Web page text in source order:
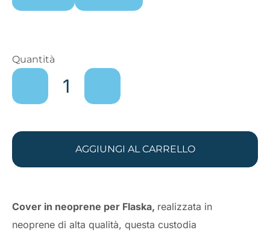
Quantità
FLASKA
COVER
quantità
AGGIUNGI AL CARRELLO
Cover in neoprene per Flaska, realizzata in
neoprene di alta qualità, questa custodia